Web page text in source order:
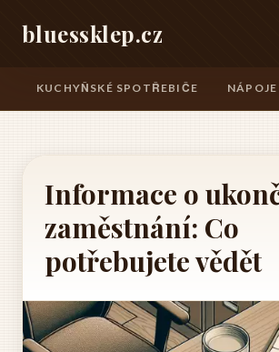
bluessklep.cz
KUCHYŇSKÉ SPOTŘEBIČE
Informace o
zaměstnání: Co
potřebujete vědět